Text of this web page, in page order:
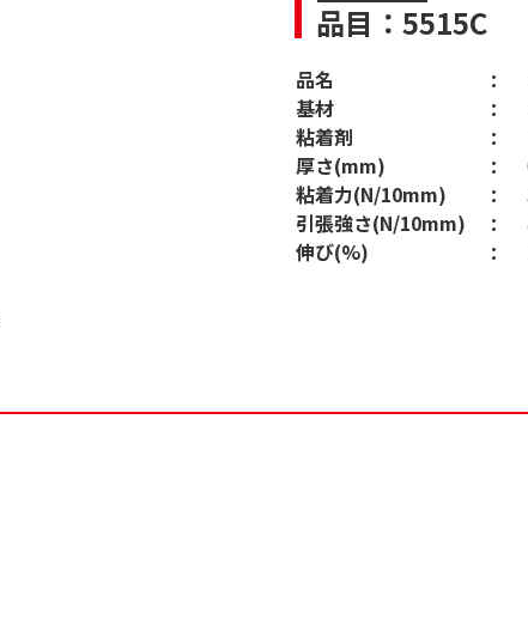
品目：5515C
品名
基材
粘着剤
厚さ(mm)
粘着力(N/10mm)
引張強さ(N/10mm)
伸び(%)